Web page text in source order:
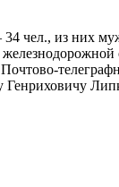
чел., из них